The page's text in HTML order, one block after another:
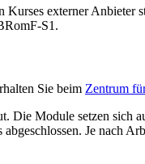
externer
S1.
Sie beim Zentrum
Die Module setzen
Je nach